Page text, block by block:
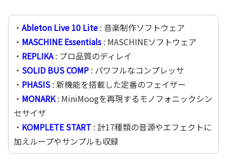
・ Ableton Live 10 Lite : 音楽制作ソフトウェア
・ MASCHINE Essentials : MASCHINEソフトウェア
・ REPLIKA: プロ品質のディレイ
・ SOLID BUS COMP : パワフルなコンプレッサ
・ PHASIS : 新機能を搭載した定番のフェイザー
・ MONARK: MiniMoogを再現するモノフォニックシン
セサイザ
・ KOMPLETE START : 計17種類の音源やエフェクトに
加えループやサンプルも収録